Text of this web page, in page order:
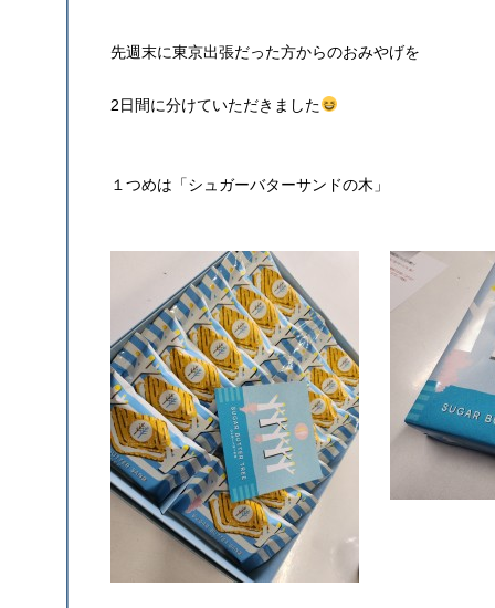
先週末に東京出張だった方からのおみやげを
2日間に分けていただきました
１つめは「シュガーバターサンドの木」